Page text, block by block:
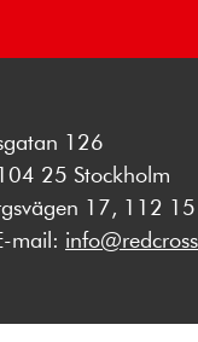
126
25 Stockholm
17, 112
mail: